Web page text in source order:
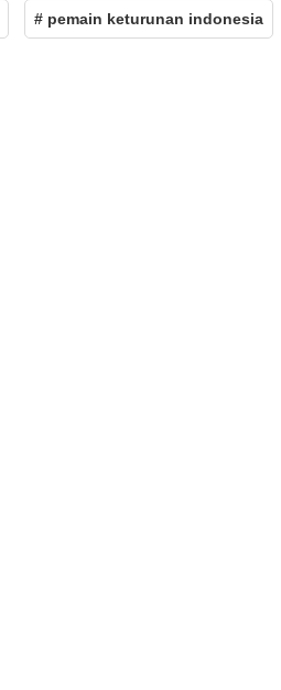
# pemain keturunan indonesia